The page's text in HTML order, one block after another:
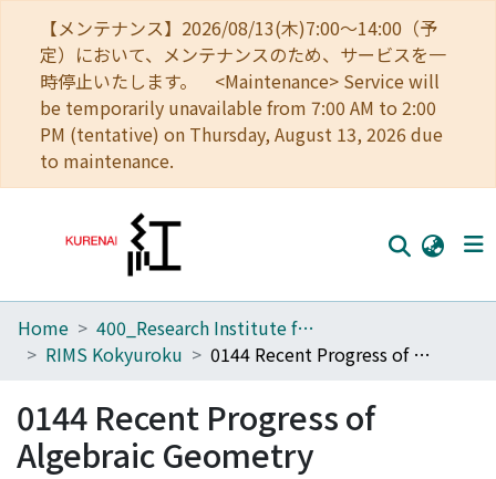
【メンテナンス】2026/08/13(木)7:00～14:00（予
定）において、メンテナンスのため、サービスを一
時停止いたします。 <Maintenance> Service will
be temporarily unavailable from 7:00 AM to 2:00
PM (tentative) on Thursday, August 13, 2026 due
to maintenance.
Home
Browse
Download Ranking
Home
400_Research Institute for Mathematical Sciences
RIMS Kokyuroku
0144 Recent Progress of Algebraic Geometry
0144 Recent Progress of
Algebraic Geometry